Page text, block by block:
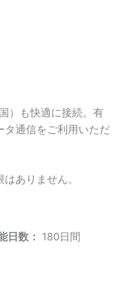
）も快適に接続。有
タ通信をご利用いただ
ありません。
日数：
180日間